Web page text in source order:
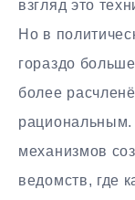
взгляд это
Но в
гораздо
более
рациональным.
механизмов
ведомств, где